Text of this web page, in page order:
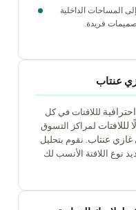
المساحات الداخلية
فريدة.
عنتاب
احترافية لللافتات في كل
لللافتات لمراكز التسوق
غازي عنتاب. نقوم بتحليل
نوع اللافتة الأنسب لك